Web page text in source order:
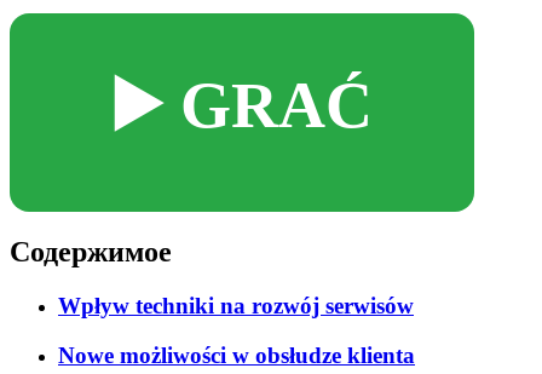
▶️ GRAĆ
Содержимое
Wpływ techniki na rozwój serwisów
Nowe możliwości w obsłudze klienta